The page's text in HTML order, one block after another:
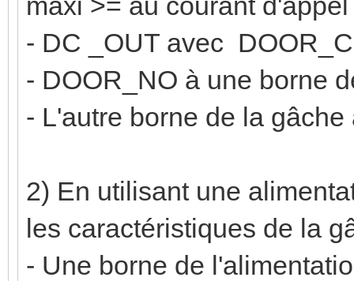
- DC _OUT avec
- DOOR_NO à une borne
- L'autre borne de la gâche
2) En utilisant une
les caractéristiques de la
- Une borne de